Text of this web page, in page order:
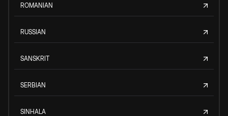
ROMANIAN
RUSSIAN
SANSKRIT
SERBIAN
SINHALA